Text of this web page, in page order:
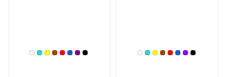
Белый
Бирюзовый
Желтый
Коричневый
Красный
Синий, темный
Фиолетовый, темный
Черный Белый
Бирюзовый
Желтый
Коричневый
Красный
Синий,Черный